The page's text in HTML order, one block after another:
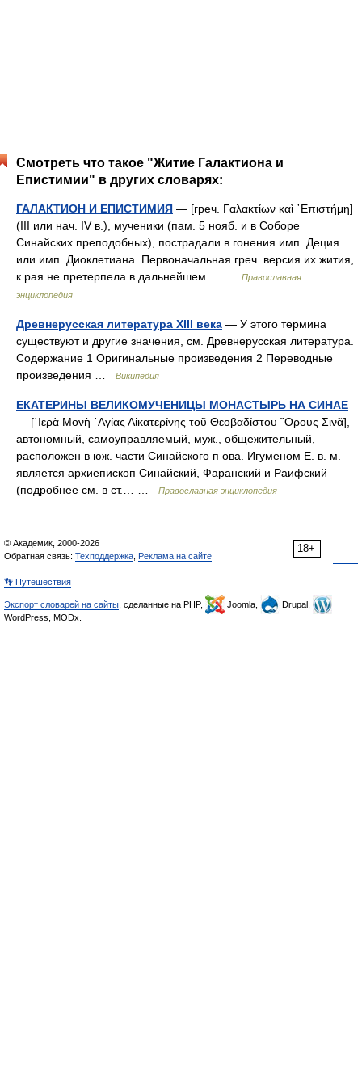
Смотреть что такое "Житие Галактиона и
Епистимии" в других словарях:
ГАЛАКТИОН И ЕПИСТИМИЯ — [греч. Γαλακτίων καὶ ᾿Επιστήμη]
(III или нач. IV в.), мученики (пам. 5 нояб. и в Соборе
Синайских преподобных), пострадали в гонения имп. Деция
или имп. Диоклетиана. Первоначальная греч. версия их жития,
к рая не претерпела в дальнейшем… …
Православная
энциклопедия
Древнерусская литература XIII века — У этого термина
существуют и другие значения, см. Древнерусская литература.
Содержание 1 Оригинальные произведения 2 Переводные
произведения …
Википедия
ЕКАТЕРИНЫ ВЕЛИКОМУЧЕНИЦЫ МОНАСТЫРЬ НА СИНАЕ
— [῾Ιερὰ Μονὴ ῾Αγίας Αἰκατερίνης τοῦ Θεοβαδίστου ῎Ορους Σινᾶ],
автономный, самоуправляемый, муж., общежительный,
расположен в юж. части Синайского п ова. Игуменом Е. в. м.
является архиепископ Синайский, Фаранский и Раифский
(подробнее см. в ст.… …
Православная энциклопедия
18+
© Академик, 2000-2026
Обратная связь: Техподдержка Реклама на сайте
👣 Путешествия
Экспорт словарей на сайты , сделанные на PHP, Joomla,
Drupal,
WordPress, MODx.